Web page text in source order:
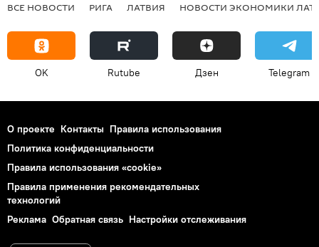
ВСЕ НОВОСТИ РИГА ЛАТВИЯ НОВОСТИ ЭКОНОМИКИ
OK Rutube Дзен Telegram
О проекте Контакты Правила использования
Политика конфиденциальности
Правила использования «cookie»
Правила применения рекомендательных
технологий
Реклама Обратная связь Настройки отслеживания